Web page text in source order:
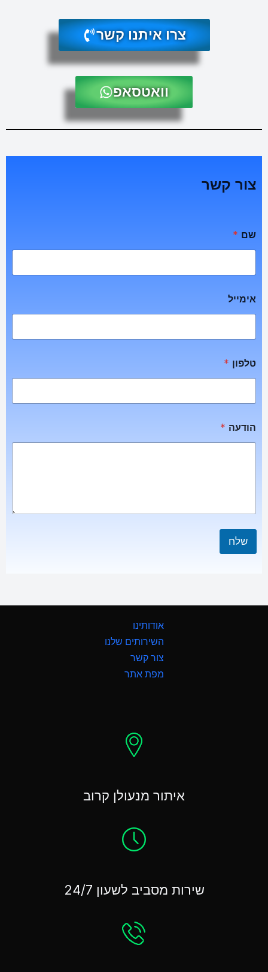
צרו איתנו קשר
וואטסאפ
צור קשר
שם *
אימייל
טלפון *
הודעה *
שלח
אודותינו
השירותים שלנו
צור קשר
מפת אתר
איתור מנעולן קרוב
שירות מסביב לשעון 24/7